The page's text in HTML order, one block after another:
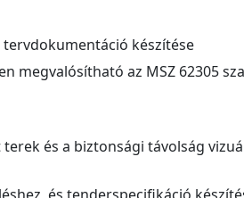
készítése
megvalósítható az MSZ 62305
és a biztonsági távolság